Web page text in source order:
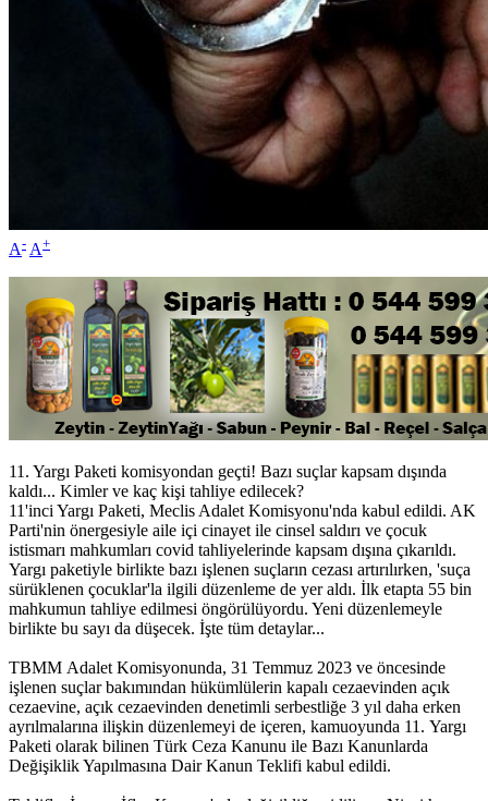
A- A+
11. Yargı Paketi komisyondan geçti! Bazı suçlar kapsam dışında
kaldı... Kimler ve kaç kişi tahliye edilecek?
11'inci Yargı Paketi, Meclis Adalet Komisyonu'nda kabul edildi. AK
Parti'nin önergesiyle aile içi cinayet ile cinsel saldırı ve çocuk
istismarı mahkumları covid tahliyelerinde kapsam dışına çıkarıldı.
Yargı paketiyle birlikte bazı işlenen suçların cezası artırılırken, 'suça
sürüklenen çocuklar'la ilgili düzenleme de yer aldı. İlk etapta 55 bin
mahkumun tahliye edilmesi öngörülüyordu. Yeni düzenlemeyle
birlikte bu sayı da düşecek. İşte tüm detaylar...
TBMM Adalet Komisyonunda, 31 Temmuz 2023 ve öncesinde
işlenen suçlar bakımından hükümlülerin kapalı cezaevinden açık
cezaevine, açık cezaevinden denetimli serbestliğe 3 yıl daha erken
ayrılmalarına ilişkin düzenlemeyi de içeren, kamuoyunda 11. Yargı
Paketi olarak bilinen Türk Ceza Kanunu ile Bazı Kanunlarda
Değişiklik Yapılmasına Dair Kanun Teklifi kabul edildi.